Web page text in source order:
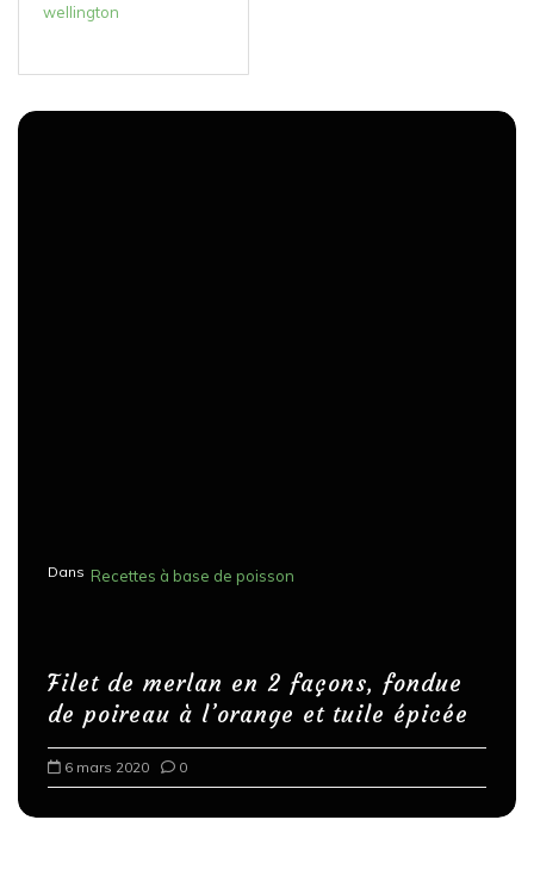
wellington
Dans Recettes à base de poisson
Filet de merlan en 2 façons, fondue
de poireau à l’orange et tuile épicée
6 mars 2020 0